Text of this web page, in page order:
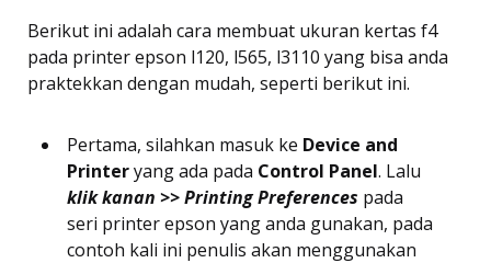
Berikut ini adalah cara membuat ukuran kertas f4
pada printer epson l120, l565, l3110 yang bisa anda
praktekkan dengan mudah, seperti berikut ini.
Pertama, silahkan masuk ke Device and
Printeryang ada pada Control Panel. Lalu
klik kanan >> Printing Preferences pada
seri printer epson yang anda gunakan, pada
contoh kali ini penulis akan menggunakan